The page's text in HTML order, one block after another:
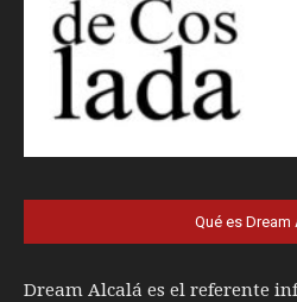
Qué es Dream
Dream Alcalá es el referente